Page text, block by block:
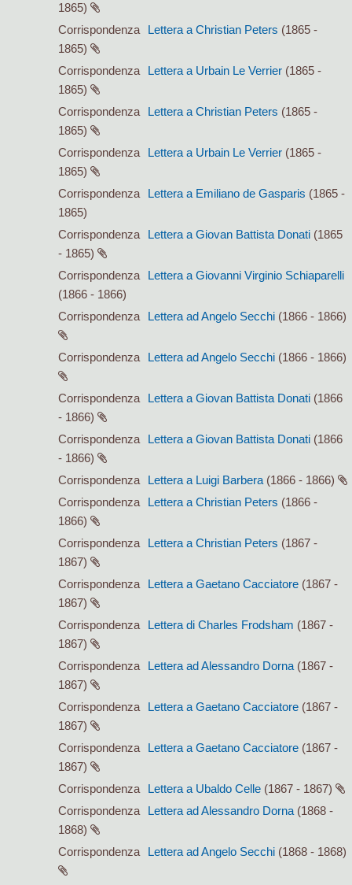
1865)
Corrispondenza
Lettera a Christian Peters (1865 -
1865)
Corrispondenza
Lettera a Urbain Le Verrier (1865 -
1865)
Corrispondenza
Lettera a Christian Peters (1865 -
1865)
Corrispondenza
Lettera a Urbain Le Verrier (1865 -
1865)
Corrispondenza
Lettera a Emiliano de Gasparis (1865 -
1865)
Corrispondenza
Lettera a Giovan Battista Donati (1865
- 1865)
Corrispondenza
Lettera a Giovanni Virginio Schiaparelli
(1866 - 1866)
Corrispondenza
Lettera ad Angelo Secchi (1866 - 1866)
Corrispondenza Lettera ad Angelo Secchi (1866 - 1866)
Corrispondenza Lettera a Giovan Battista Donati (1866
- 1866)
Corrispondenza
Lettera a Giovan Battista Donati (1866
- 1866)
Corrispondenza
Lettera a Luigi Barbera (1866 - 1866)
Corrispondenza
Lettera a Christian Peters (1866 -
1866)
Corrispondenza
Lettera a Christian Peters (1867 -
1867)
Corrispondenza
Lettera a Gaetano Cacciatore (1867 -
1867)
Corrispondenza
Lettera di Charles Frodsham (1867 -
1867)
Corrispondenza
Lettera ad Alessandro Dorna (1867 -
1867)
Corrispondenza
Lettera a Gaetano Cacciatore (1867 -
1867)
Corrispondenza
Lettera a Gaetano Cacciatore (1867 -
1867)
Corrispondenza
Lettera a Ubaldo Celle (1867 - 1867)
Corrispondenza
Lettera ad Alessandro Dorna (1868 -
1868)
Corrispondenza
Lettera ad Angelo Secchi (1868 - 1868)